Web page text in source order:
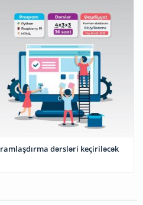
dərsləri keçiriləcək